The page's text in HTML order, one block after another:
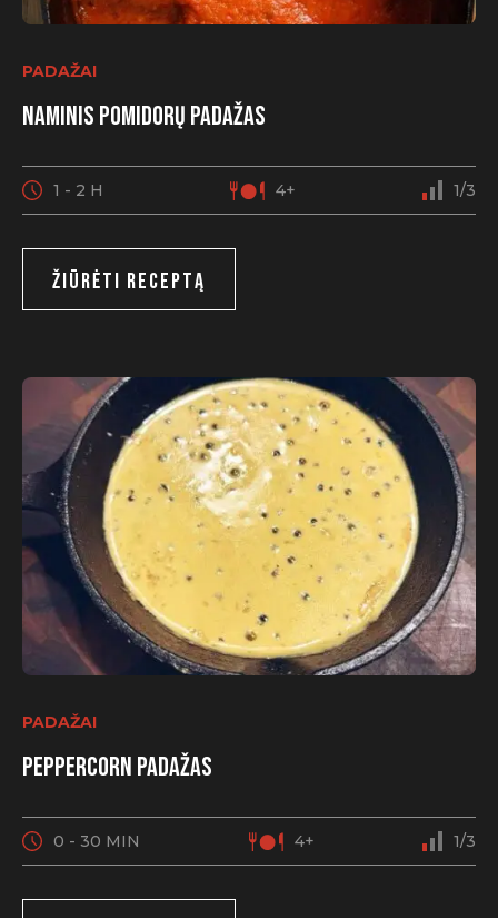
PADAŽAI
Naminis pomidorų padažas
1 - 2 H 4+ 1/3
ŽIŪRĖTI RECEPTĄ
PADAŽAI
Peppercorn padažas
0 - 30 MIN 4+ 1/3